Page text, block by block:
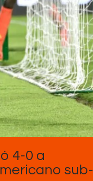
4-0 a
sub-